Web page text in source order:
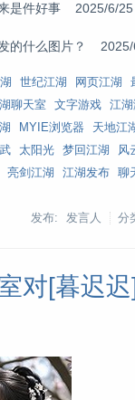
是件好事 2025/6/
的什么图片？
世纪江湖 网页江湖
聊天室 文字游戏 江
MYIE浏览器 天地江
太阳光 梦回江湖 风
亮剑江湖 江湖发布 聊
发布: 发言人
分
对[暮迟